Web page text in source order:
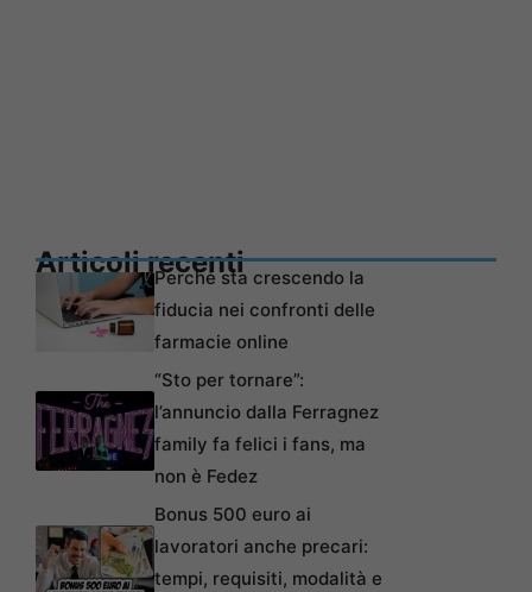
Articoli recentiPerché sta crescendo la
fiducia nei confronti delle
farmacie online
“Sto per tornare”:
l’annuncio dalla Ferragnez
family fa felici i fans, ma
non è Fedez
Bonus 500 euro ai
lavoratori anche precari:
tempi, requisiti, modalità e